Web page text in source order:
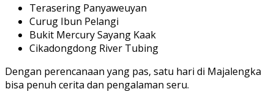
Terasering Panyaweuyan
Curug Ibun Pelangi
Bukit Mercury Sayang Kaak
Cikadongdong River Tubing
Dengan perencanaan yang pas, satu hari di Majalengka
bisa penuh cerita dan pengalaman seru.